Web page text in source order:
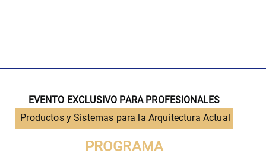
EVENTO EXCLUSIVO PARA PROFESIONALES
Productos y Sistemas para la Arquitectura Actual
PROGRAMA